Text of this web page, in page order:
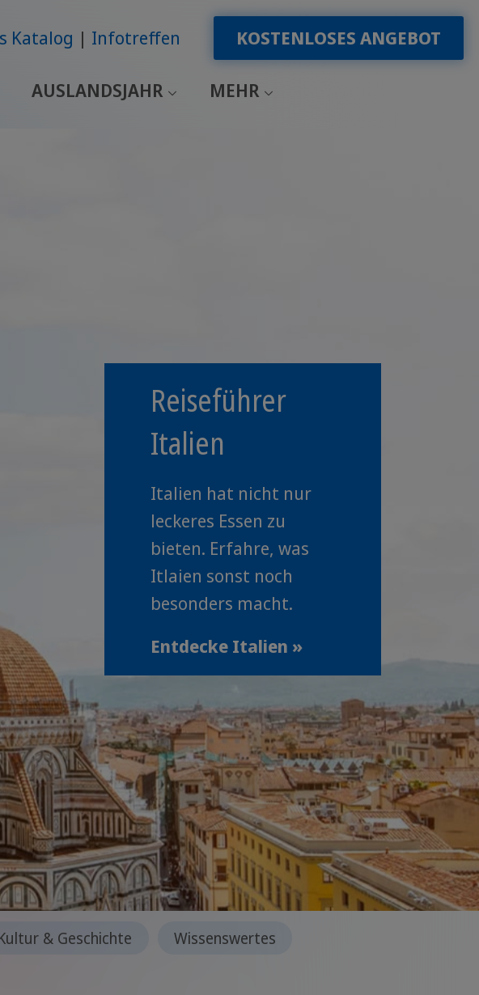
Katalog Infotreffen KOSTENLOSES ANGEBOT
AUSLANDSJAHR MEHR
Reiseführer
Italien
Italien hat nicht nur
leckeres Essen zu
bieten. Erfahre, was
Itlaien sonst noch
besonders macht.
Entdecke Italien »
& Geschichte Wissenswertes